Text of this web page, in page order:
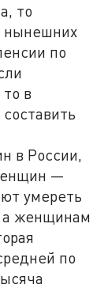
то
нынешних
по
в
в России,
—
умереть
а женщинам
по